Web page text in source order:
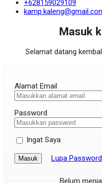
+628159029109
Masuk
Selamat datang
Alamat Email
Password
Ingat Saya
Masuk Lupa
Belum